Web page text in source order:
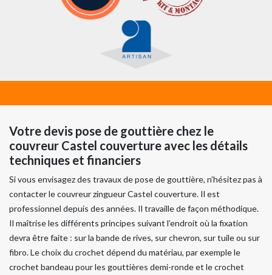
Votre devis pose de gouttière chez le
couvreur Castel couverture avec les détails
techniques et financiers
Si vous envisagez des travaux de pose de gouttière, n’hésitez pas à
contacter le couvreur zingueur Castel couverture. Il est
professionnel depuis des années. Il travaille de façon méthodique.
Il maîtrise les différents principes suivant l’endroit où la fixation
devra être faite : sur la bande de rives, sur chevron, sur tuile ou sur
fibro. Le choix du crochet dépend du matériau, par exemple le
crochet bandeau pour les gouttières demi-ronde et le crochet